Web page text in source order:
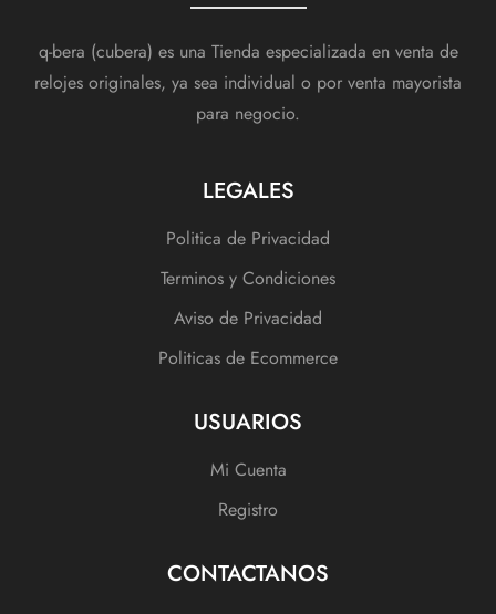
q-bera (cubera) es una Tienda especializada en venta de
relojes originales, ya sea individual o por venta mayorista
para negocio.
LEGALES
Politica de Privacidad
Terminos y Condiciones
Aviso de Privacidad
Politicas de Ecommerce
USUARIOS
Mi Cuenta
Registro
CONTACTANOS